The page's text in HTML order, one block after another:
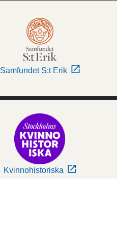
Samfundet S:t Erik
Kvinnohistoriska